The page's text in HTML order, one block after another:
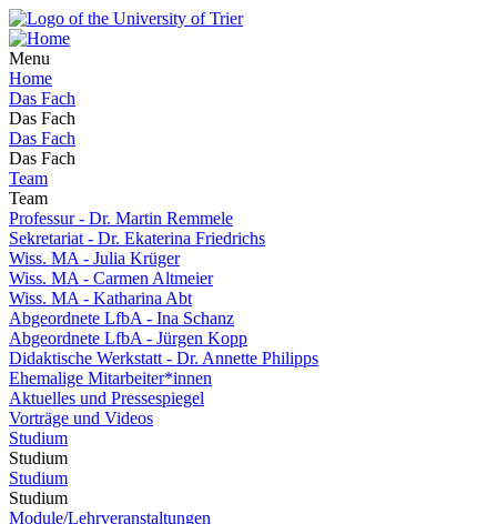
Menu
Home
Das Fach
Das Fach
Das Fach
Das Fach
Team
Team
Professur - Dr. Martin Remmele
Sekretariat - Dr. Ekaterina Friedrichs
Wiss. MA - Julia Krüger
Wiss. MA - Carmen Altmeier
Wiss. MA - Katharina Abt
Abgeordnete LfbA - Ina Schanz
Abgeordnete LfbA - Jürgen Kopp
Didaktische Werkstatt - Dr. Annette Philipps
Ehemalige Mitarbeiter*innen
Aktuelles und Pressespiegel
Vorträge und Videos
Studium
Studium
Studium
Studium
Module/Lehrveranstaltungen